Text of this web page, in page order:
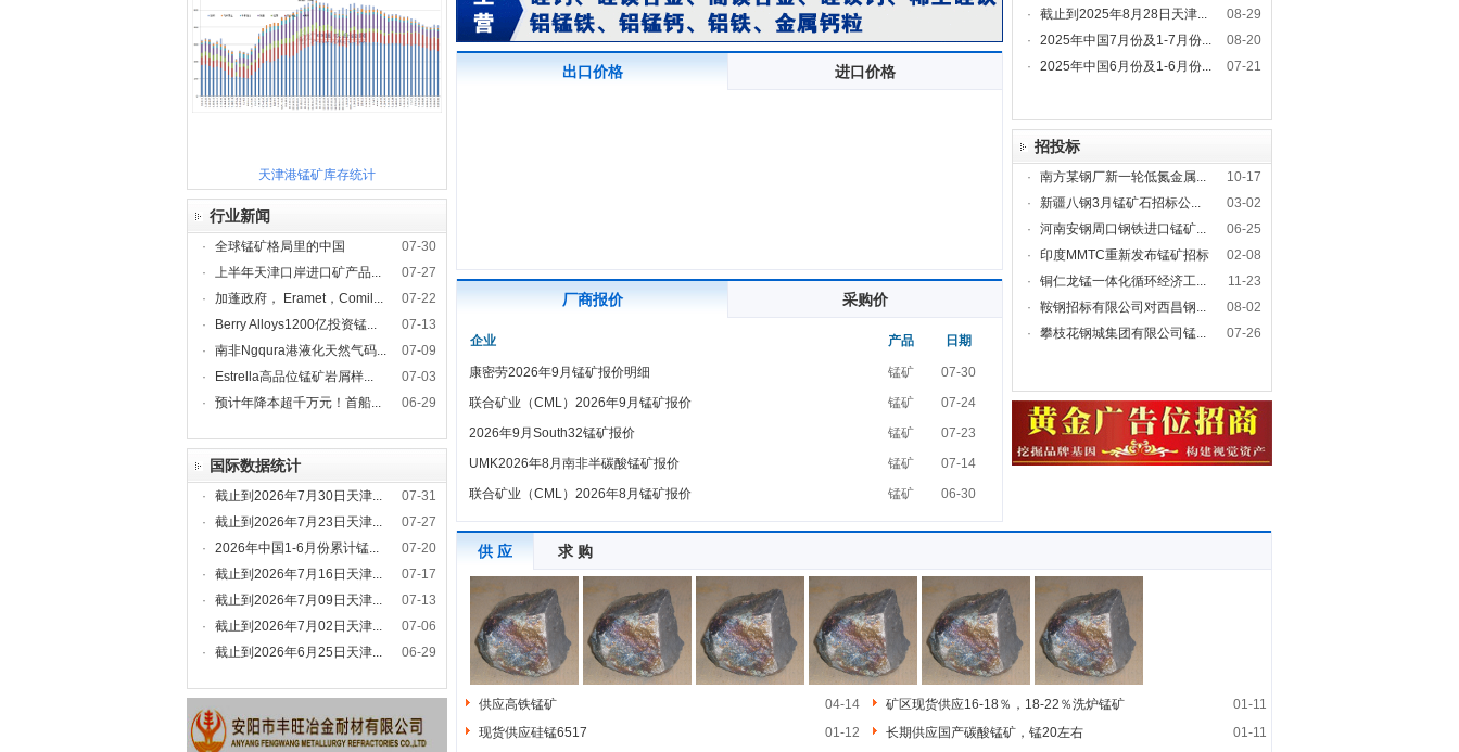
天津港锰矿库存统计
行业新闻
· 全球锰矿格局里的中国
07-30
·
上半年天津口岸进口矿产品...
07-27
·
加蓬政府， Eramet，Comil...
07-22
·
Berry Alloys1200亿投资锰...
07-13
·
南非Ngqura港液化天然气码...
07-09
·
Estrella高品位锰矿岩屑样...
07-03
·
预计年降本超千万元！首船... 06-29
国际数据统计
· 截止到2026年7月30日天津...
07-31
·
截止到2026年7月23日天津...
07-27
·
2026年中国1-6月份累计锰...
07-20
·
截止到2026年7月16日天津...
07-17
·
截止到2026年7月09日天津...
07-13
·
截止到2026年7月02日天津...
07-06
·
截止到2026年6月25日天津... 06-29
出口价格 进口价格
厂商报价 采购价
企业 产品 日期
康密劳2026年9月锰矿报价明细 锰矿
07-30
联合矿业（CML）2026年9月锰矿报价
锰矿
07-24
2026年9月South32锰矿报价
锰矿
07-23
UMK2026年8月南非半碳酸锰矿报价
锰矿
07-14
联合矿业（CML）2026年8月锰矿报价
锰矿 06-30
·
截止到2025年8月28日天津...
08-29
·
2025年中国7月份及1-7月份...
08-20
·
2025年中国6月份及1-6月份... 07-21
招投标
· 南方某钢厂新一轮低氮金属...
10-17
·
新疆八钢3月锰矿石招标公...
03-02
·
河南安钢周口钢铁进口锰矿...
06-25
·
印度MMTC重新发布锰矿招标
02-08
·
铜仁龙锰一体化循环经济工...
11-23
·
鞍钢招标有限公司对西昌钢...
08-02
·
攀枝花钢城集团有限公司锰... 07-26
供 应 求 购
供应高铁锰矿
04-14
现货供应硅锰6517
01-12
矿区现货供应16-18％，18-22％洗炉锰矿
01-11
长期供应国产碳酸锰矿，锰20左右
01-11